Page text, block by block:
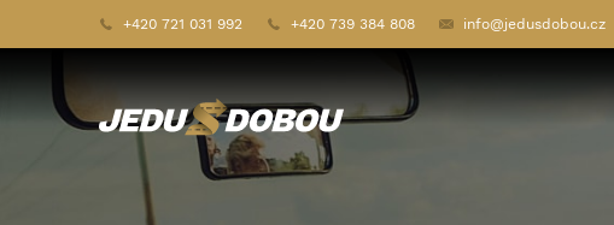
+420 721 031 992 +420 739 384 808 info@jedusdobou.cz